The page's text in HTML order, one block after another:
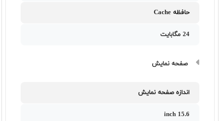
حافظه Cache
24 مگابایت
صفحه نمایش
اندازه صفحه نمایش
15.6 inch